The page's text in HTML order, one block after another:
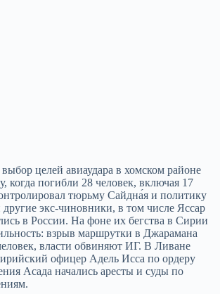
целей авиаудара в хомском районе
когда погибли 28 человек, включая 17
тюрьму Сайдна́я и политику
экс-чиновники, в том числе Яссар
в России. На фоне их бегства в Сирии
взрыв маршрутки в Джарамана
власти обвиняют ИГ. В Ливане
офицер Адель Исса по ордеру
Асада начались аресты и суды по